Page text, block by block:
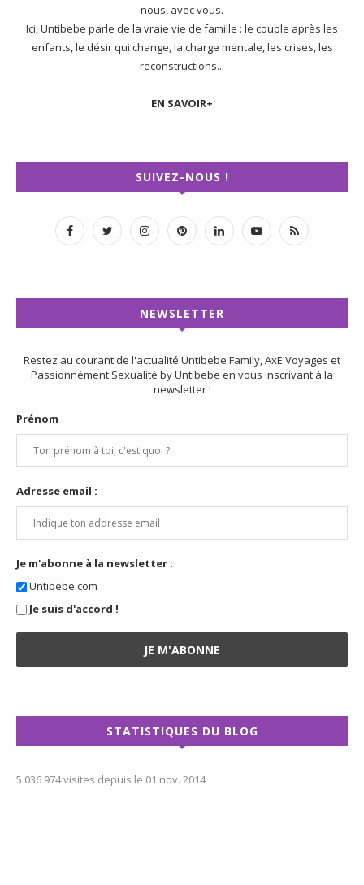
nous, avec vous.
Ici, Untibebe parle de la vraie vie de famille : le couple après les
enfants, le désir qui change, la charge mentale, les crises, les
reconstructions...
EN SAVOIR+
SUIVEZ-NOUS !
NEWSLETTER
Restez au courant de l'actualité Untibebe Family, AxE Voyages et
Passionnément Sexualité by Untibebe en vous inscrivant à la
newsletter !
Prénom
Adresse email :
Je m'abonne à la newsletter :
Untibebe.com
Je suis d'accord !
STATISTIQUES DU BLOG
5 036 974 visites depuis le 01 nov. 2014